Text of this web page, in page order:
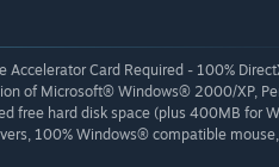
Accelerator Card Required - 100%
of Microsoft® Windows® 2000/XP,
free hard disk space (plus 400MB for
100% Windows® compatible